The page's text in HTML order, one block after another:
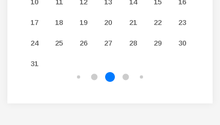
10 11 12 13 14 15 16
17 18 19 20 21 22 23
24 25 26 27 28 29 30
31